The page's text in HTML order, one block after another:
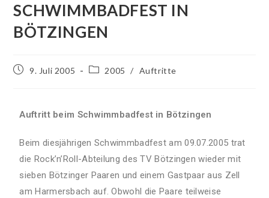
SCHWIMMBADFEST IN
BÖTZINGEN
9. Juli 2005 2005 / Auftritte
Auftritt beim Schwimmbadfest in Bötzingen
Beim diesjährigen Schwimmbadfest am 09.07.2005 trat
die Rock’n’Roll-Abteilung des TV Bötzingen wieder mit
sieben Bötzinger Paaren und einem Gastpaar aus Zell
am Harmersbach auf. Obwohl die Paare teilweise